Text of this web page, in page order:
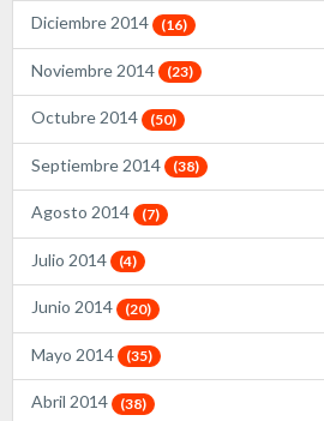
Diciembre 2014 (16)
Noviembre 2014 (23)
Octubre 2014 (50)
Septiembre 2014 (38)
Agosto 2014 (7)
Julio 2014 (4)
Junio 2014 (20)
Mayo 2014 (35)
Abril 2014 (38)